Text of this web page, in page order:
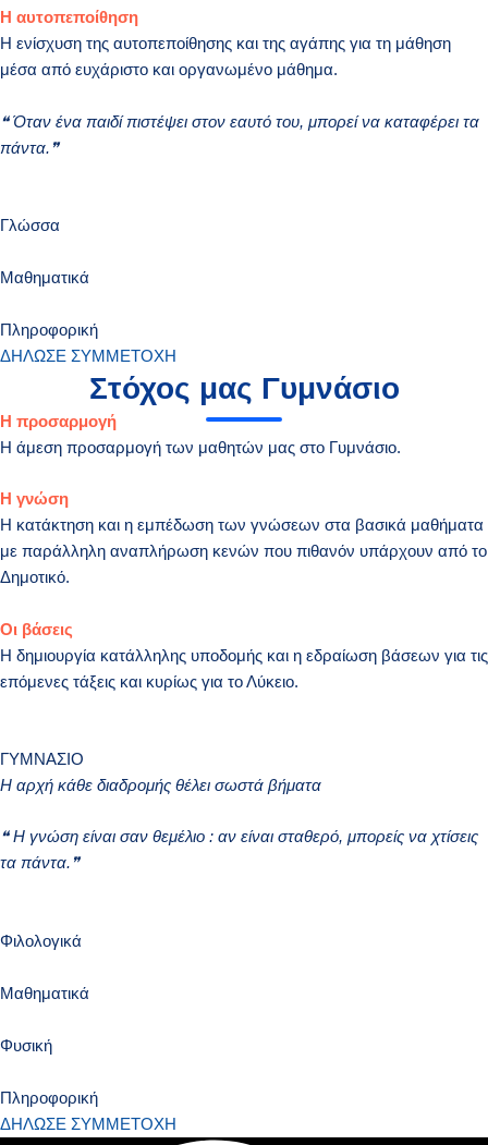
Η αυτοπεποίθηση
Η ενίσχυση της αυτοπεποίθησης και της αγάπης για τη μάθηση
μέσα από ευχάριστο και οργανωμένο μάθημα.
❝ Όταν ένα παιδί πιστέψει στον εαυτό του, μπορεί να καταφέρει τα
πάντα.❞
Γλώσσα
Μαθηματικά
Πληροφορική
ΔΗΛΩΣΕ ΣΥΜΜΕΤΟΧΗ
Στόχος μας Γυμνάσιο
Η προσαρμογή
Η άμεση προσαρμογή των μαθητών μας στο Γυμνάσιο.
Η γνώση
Η κατάκτηση και η εμπέδωση των γνώσεων στα βασικά μαθήματα
με παράλληλη αναπλήρωση κενών που πιθανόν υπάρχουν από το
Δημοτικό.
Οι βάσεις
Η δημιουργία κατάλληλης υποδομής και η εδραίωση βάσεων για τις
επόμενες τάξεις και κυρίως για το Λύκειο.
ΓΥΜΝΑΣΙΟ
Η αρχή κάθε διαδρομής θέλει σωστά βήματα
❝ Η γνώση είναι σαν θεμέλιο : αν είναι σταθερό, μπορείς να χτίσεις
τα πάντα.❞
Φιλολογικά
Μαθηματικά
Φυσική
Πληροφορική
ΔΗΛΩΣΕ ΣΥΜΜΕΤΟΧΗ